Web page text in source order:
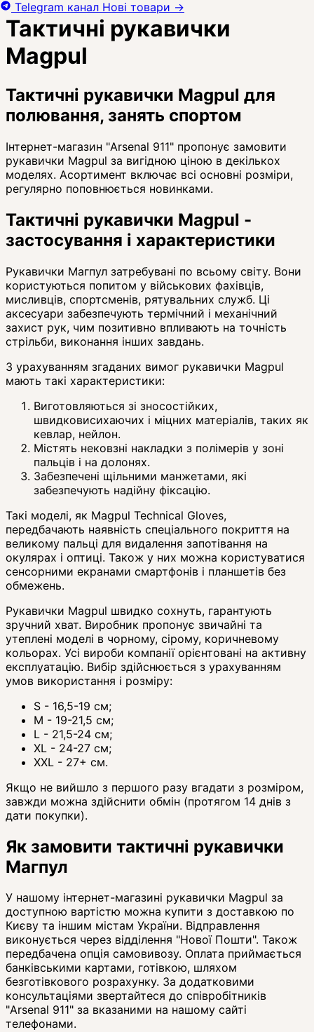
Тактичні рукавички
Magpul
Тактичні рукавички Magpul для
полювання, занять спортом
Інтернет-магазин "Arsenal 911" пропонує замовити
рукавички Magpul за вигідною ціною в декількох
моделях. Асортимент включає всі основні розміри,
регулярно поповнюється новинками.
Тактичні рукавички Magpul -
застосування і характеристики
Рукавички Магпул затребувані по всьому світу. Вони
користуються попитом у військових фахівців,
мисливців, спортсменів, рятувальних служб. Ці
аксесуари забезпечують термічний і механічний
захист рук, чим позитивно впливають на точність
стрільби, виконання інших завдань.
З урахуванням згаданих вимог рукавички Magpul
мають такі характеристики:
Виготовляються зі зносостійких,
швидковисихаючих і міцних матеріалів, таких як
кевлар, нейлон.
Містять нековзні накладки з полімерів у зоні
пальців і на долонях.
Забезпечені щільними манжетами, які
забезпечують надійну фіксацію.
Такі моделі, як Magpul Technical Gloves,
передбачають наявність спеціального покриття на
великому пальці для видалення запотівання на
окулярах і оптиці. Також у них можна користуватися
сенсорними екранами смартфонів і планшетів без
обмежень.
Рукавички Magpul швидко сохнуть, гарантують
зручний хват. Виробник пропонує звичайні та
утеплені моделі в чорному, сірому, коричневому
кольорах. Усі вироби компанії орієнтовані на активну
експлуатацію. Вибір здійснюється з урахуванням
умов використання і розміру:
S - 16,5-19 см;
M - 19-21,5 см;
L - 21,5-24 см;
XL - 24-27 см;
XXL - 27+ см.
Якщо не вийшло з першого разу вгадати з розміром,
завжди можна здійснити обмін (протягом 14 днів з
дати покупки).
Як замовити тактичні рукавички
Магпул
У нашому інтернет-магазині рукавички Magpul за
доступною вартістю можна купити з доставкою по
Києву та іншим містам України. Відправлення
виконується через відділення "Нової Пошти". Також
передбачена опція самовивозу. Оплата приймається
банківськими картами, готівкою, шляхом
безготівкового розрахунку. За додатковими
консультаціями звертайтеся до співробітників
"Arsenal 911" за вказаними на нашому сайті
телефонами.
Telegram канал Нові товари →